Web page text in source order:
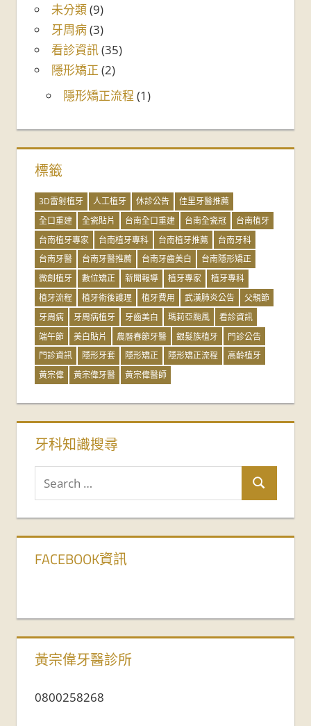
未分類(9)
牙周病(3)
看診資訊(35)
隱形矯正 (2)
隱形矯正流程 (1)
標籤
3D雷射植牙 人工植牙 休診公告
佳里牙醫推薦
全口重建
全瓷貼片 台南全口重建 台南全瓷冠
台南植牙
台南植牙專家
台南植牙專科 台南植牙推薦
台南牙科
台南牙醫
台南牙醫推薦 台南牙齒美白
台南隱形矯正
微創植牙
數位矯正 新聞報導 植牙專家
植牙專科
植牙流程
植牙術後護理 植牙費用 武漢肺炎公告
父親節
牙周病
牙周病植牙 牙齒美白 瑪莉亞颱風
看診資訊
端午節
美白貼片 農曆春節牙醫 銀髮族植牙
門診公告
門診資訊
隱形牙套 隱形矯正 隱形矯正流程
高齡植牙
黃宗偉
黃宗偉牙醫 黃宗偉醫師
牙科知識搜尋
FACEBOOK資訊
黃宗偉牙醫診所
0800258268